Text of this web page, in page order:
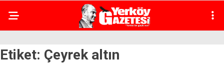
Etiket: Çeyrek altın